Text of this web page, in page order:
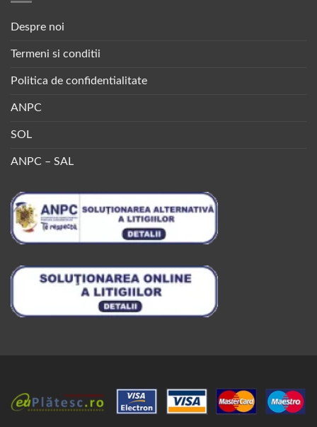
Despre noi
Termeni si conditii
Politica de confidentialitate
ANPC
SOL
ANPC – SAL